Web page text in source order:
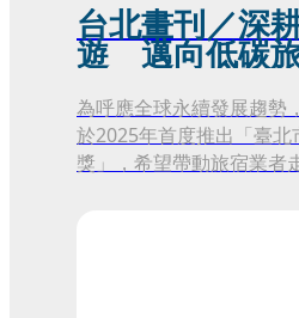
台北畫刊／深
遊 邁向低碳
為呼應全球永續發展趨勢
於2025年首度推出「臺北
獎」，希望帶動旅宿業者